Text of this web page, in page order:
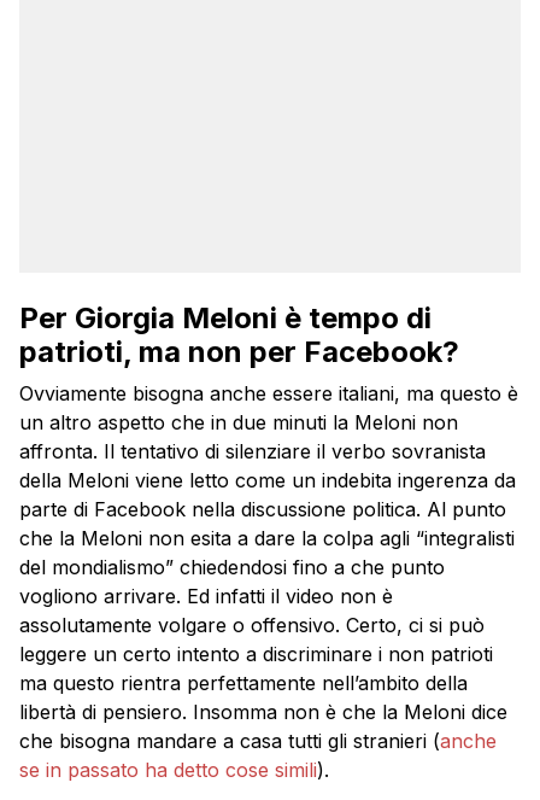
Per Giorgia Meloni è tempo di
patrioti, ma non per Facebook?
Ovviamente bisogna anche essere italiani, ma questo è
un altro aspetto che in due minuti la Meloni non
affronta. Il tentativo di silenziare il verbo sovranista
della Meloni viene letto come un indebita ingerenza da
parte di Facebook nella discussione politica. Al punto
che la Meloni non esita a dare la colpa agli “integralisti
del mondialismo” chiedendosi fino a che punto
vogliono arrivare. Ed infatti il video non è
assolutamente volgare o offensivo. Certo, ci si può
leggere un certo intento a discriminare i non patrioti
ma questo rientra perfettamente nell’ambito della
libertà di pensiero. Insomma non è che la Meloni dice
che bisogna mandare a casa tutti gli stranieri (anche
se in passato ha detto cose simili).